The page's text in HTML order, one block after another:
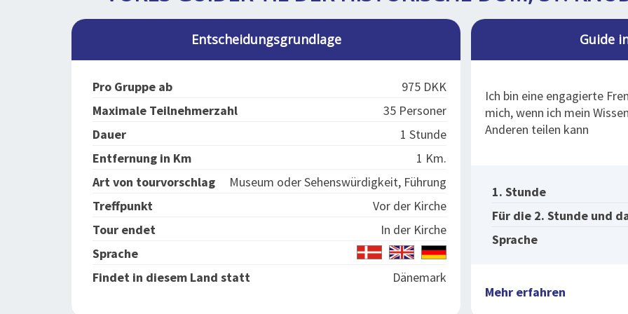
Entscheidungsgrundlage
Pro Gruppe ab
975 DKK
Maximale Teilnehmerzahl
35 Personer
Dauer
1 Stunde
Entfernung in Km
1 Km.
Art von tourvorschlag
Museum oder Sehenswürdigkeit, Führung
Treffpunkt
Vor der Kirche
Tour endet
In der Kirche
Sprache
Findet in diesem Land statt
Dänemark
Guide
Ich bin eine engagierte
mich, wenn ich mein
Anderen teilen kann
1. Stunde
Für die 2. Stunde und
Sprache
Mehr erfahren